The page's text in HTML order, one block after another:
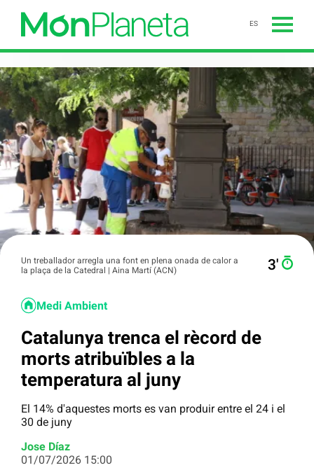
ES
Un treballador arregla una font en plena onada de calor a
la plaça de la Catedral | Aina Martí (ACN)
3′
Medi Ambient
Catalunya trenca el rècord de
morts atribuïbles a la
temperatura al juny
El 14% d'aquestes morts es van produir entre el 24 i el
30 de juny
Jose Díaz
01/07/2026 15:00